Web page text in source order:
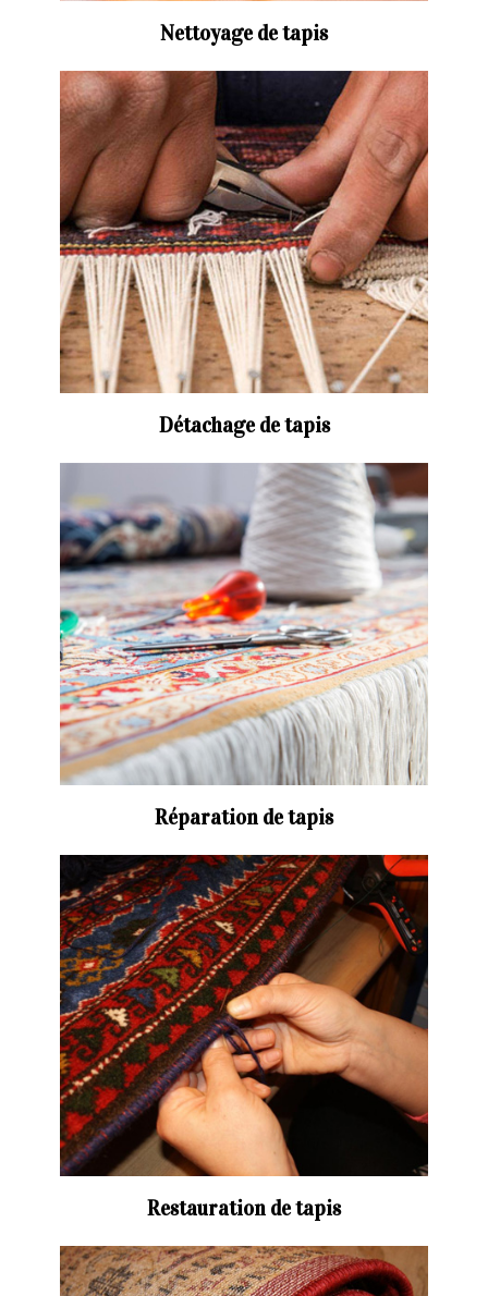
Nettoyage de tapis
Détachage de tapis
Réparation de tapis
Restauration de tapis